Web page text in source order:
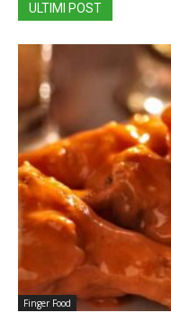
ULTIMI POST
Finger Food